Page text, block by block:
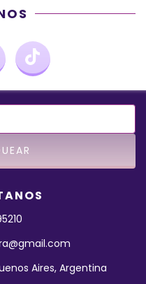
Aires, Argentina